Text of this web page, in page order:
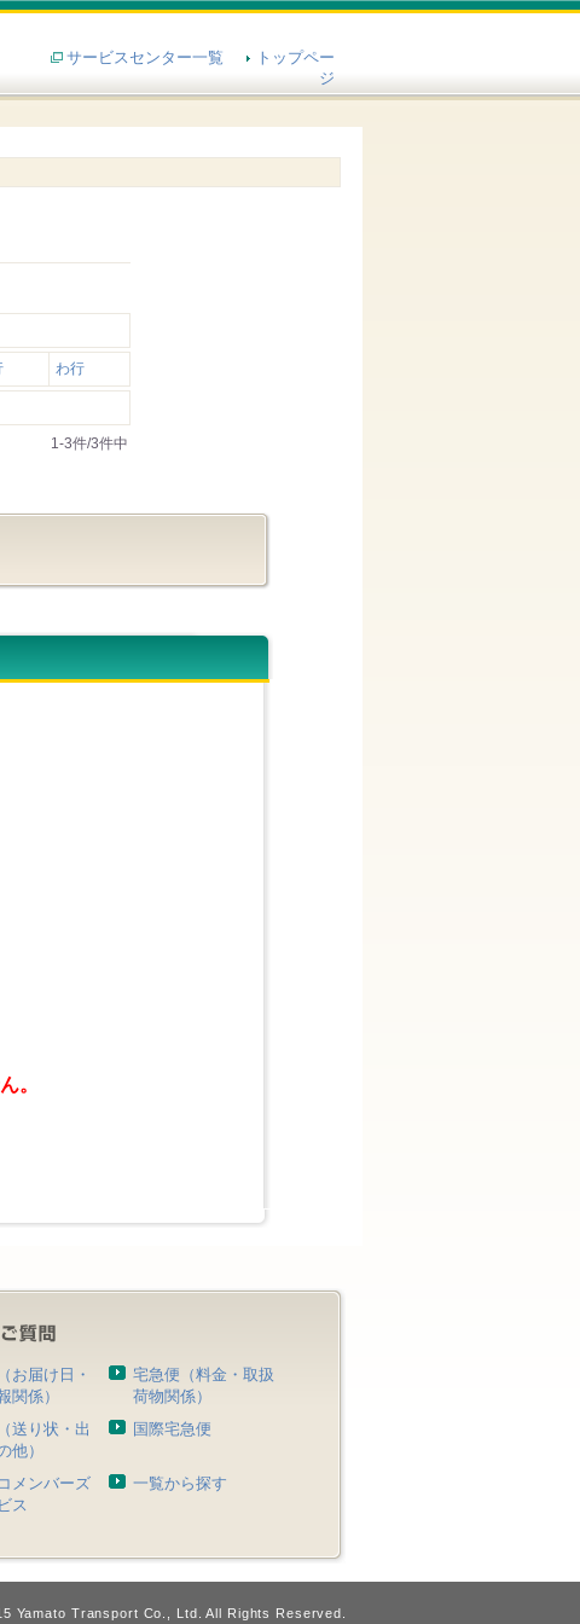
サービスセンター一覧
トップペー
ジ
わ行
1-3件/3件中
。
お届け日・
関係）
宅急便（料金・取扱
荷物関係）
送り状・出
他）
国際宅急便
メンバーズ
ス
一覧から探す
Yamato Transport Co., Ltd. All Rights Reserved.